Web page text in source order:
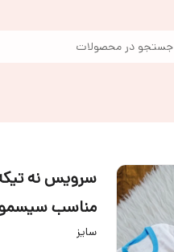
جستجو در محصولات
مناسب
سایز